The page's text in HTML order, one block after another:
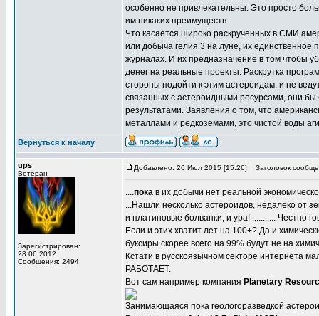
особенно не привлекательны. Это просто
им никаких преимуществ.
Что касается широко раскрученных в СМИ
или добыча гелия 3 на луне, их единственное
журналах. И их предназначение в том чтобы
денег на реальные проекты. Раскрутка
стороны подойти к этим астероидам, и не
связанных с астероидными ресурсами, они
результатами. Заявления о том, что
металлами и редкоземами, это чистой воды
Вернуться к началу
ups
Ветеран
Зарегистрирован:
28.06.2012
Сообщения: 2494
Добавлено: 26 Июл 2015 [15:26] Заголовок
....пока в их добычи нет реальной
...Нашли несколько астероидов, недалеко от
и платиновые болванки, и ура! ........... Честно
Если и этих хватит лет на 100+? Да и
буксиры скорее всего на 99% будут не на
Кстати в русскоязычном секторе интернета
РАБОТАЕТ.
Вот сам например компания Planetary
Занимающаяся пока геологоразведкой